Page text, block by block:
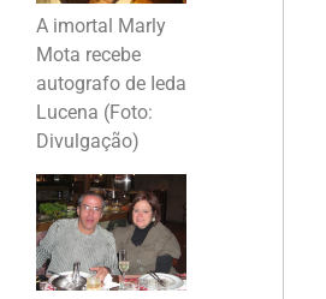
A imortal Marly
Mota recebe
autografo de Ieda
Lucena (Foto:
Divulgação)